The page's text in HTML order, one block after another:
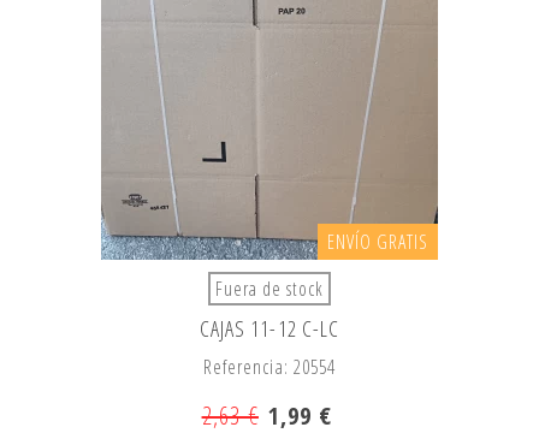
ENVÍO GRATIS
Fuera de stock
CAJAS 11-12 C-LC
Referencia: 20554
2,63 € 1,99 €